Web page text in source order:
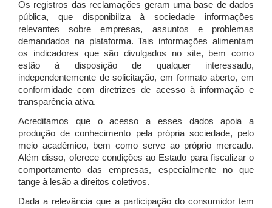
Os registros das reclamações geram uma base de dados
pública, que disponibiliza à sociedade informações
relevantes sobre empresas, assuntos e problemas
demandados na plataforma. Tais informações alimentam
os indicadores que são divulgados no site, bem como
estão à disposição de qualquer interessado,
independentemente de solicitação, em formato aberto, em
conformidade com diretrizes de acesso à informação e
transparência ativa.
Acreditamos que o acesso a esses dados apoia a
produção de conhecimento pela própria sociedade, pelo
meio acadêmico, bem como serve ao próprio mercado.
Além disso, oferece condições ao Estado para fiscalizar o
comportamento das empresas, especialmente no que
tange à lesão a direitos coletivos.
Dada a relevância que a participação do consumidor tem